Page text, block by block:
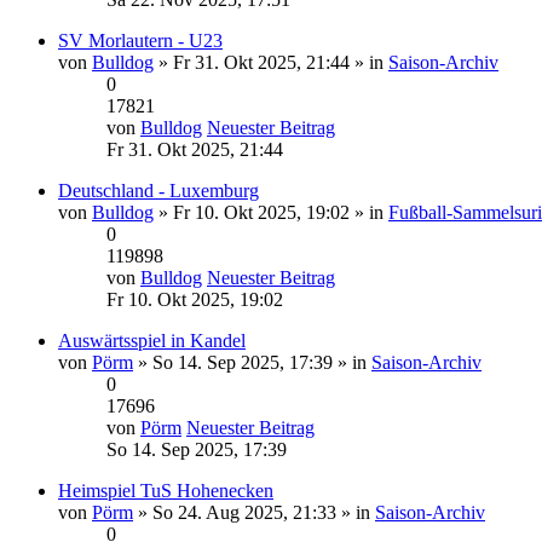
SV Morlautern - U23
von Bulldog » Fr 31. Okt 2025, 21:44 » in Saison-Archiv
0
17821
von Bulldog Neuester Beitrag
Fr 31. Okt 2025, 21:44
Deutschland - Luxemburg
von Bulldog » Fr 10. Okt 2025, 19:02 » in Fußball-
0
119898
von Bulldog Neuester Beitrag
Fr 10. Okt 2025, 19:02
Auswärtsspiel in Kandel
von Pörm » So 14. Sep 2025, 17:39 » in Saison-Archiv
0
17696
von Pörm Neuester Beitrag
So 14. Sep 2025, 17:39
Heimspiel TuS Hohenecken
von Pörm » So 24. Aug 2025, 21:33 » in Saison-Archiv
0